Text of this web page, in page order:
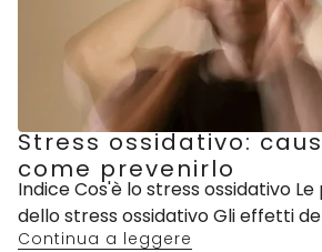
Stress ossidativo:
come prevenirlo
Indice Cos'è lo stress ossidativo
dello stress ossidativo Gli effetti
Continua a leggere